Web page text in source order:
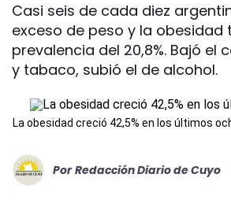
Casi seis de cada diez
exceso de peso y la obesidad
prevalencia del 20,8%. Bajó el
y tabaco, subió el de alcohol.
La obesidad creció 42,5% en los últimos
Por Redacción Diario de Cuyo